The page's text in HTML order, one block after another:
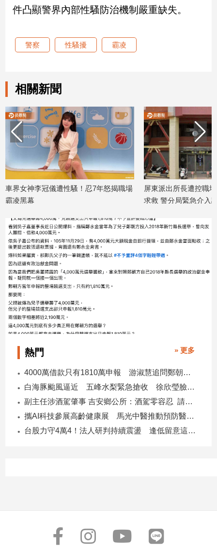
流
行/
追
生
活
建
築/
內
設
計
旅
美
食
星
座/
命
理
消
費
健
康/
親
術
創
／
件凸顯警界內部性騷防治機制嚴重缺失。
警察 性騷擾 霸凌
相關新聞
車界女神李冠儀遭性騷！忍7年怒揭職場
霸凌黑幕
屏東派出所長遭控職
求救 警分局緊急介入
熱門 » 更多
4000萬借款只有1810萬申報 游淑慧追問鄭朝方：2190萬差額去哪了
白海豚颱風逼近 五峰水梨緊急搶收 徐欣瑩臉書急呼「搶救五峰水梨」
副主任涉酒駕肇事 吉安鄉公所：酒駕零容忍 請辭獲准
攜AI科技參展高齡健康展 馬光中醫推動預防醫學迎接長壽新經濟
台股力守4萬4！法人研判持續震盪 逢低留意這些族群